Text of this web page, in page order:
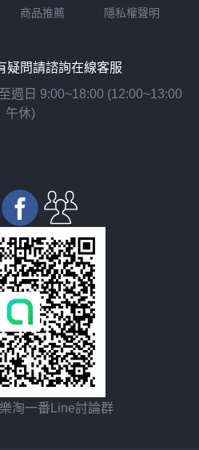
商品推薦 隱私權聲明
疑問請諮詢在線客服
週日 9:00~18:00 (12:00~13:00
午休)
淘一番Line討論群